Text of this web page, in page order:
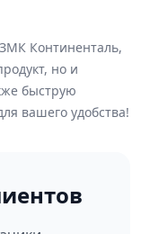
Континенталь,
но и
быструю
вашего удобства!